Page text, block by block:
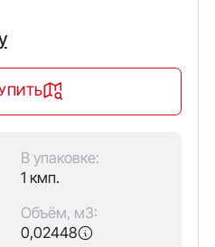
В упаковке:
1 кмп.
Объём, м3:
0,02448